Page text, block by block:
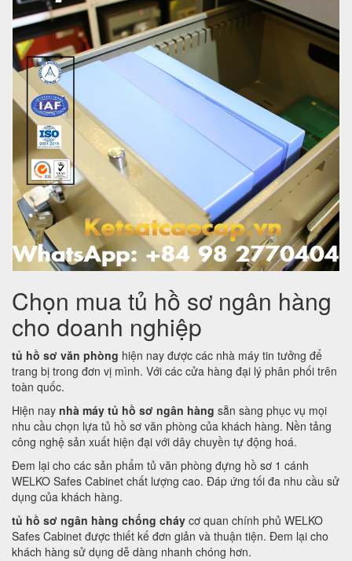
Chọn mua tủ hồ sơ ngân hàng
cho doanh nghiệp
tủ hồ sơ văn phòng hiện nay được các nhà máy tin tưởng để
trang bị trong đơn vị mình. Với các cửa hàng đại lý phân phối trên
toàn quốc.
Hiện nay nhà máy tủ hồ sơ ngân hàng sẵn sàng phục vụ mọi
nhu cầu chọn lựa tủ hồ sơ văn phòng của khách hàng. Nền tảng
công nghệ sản xuất hiện đại với dây chuyền tự động hoá.
Đem lại cho các sản phẩm tủ văn phòng đựng hồ sơ 1 cánh
WELKO Safes Cabinet chất lượng cao. Đáp ứng tối đa nhu cầu sử
dụng của khách hàng.
tủ hồ sơ ngân hàng chống cháy cơ quan chính phủ WELKO
Safes Cabinet được thiết kế đơn giản và thuận tiện. Đem lại cho
khách hàng sử dụng dễ dàng nhanh chóng hơn.